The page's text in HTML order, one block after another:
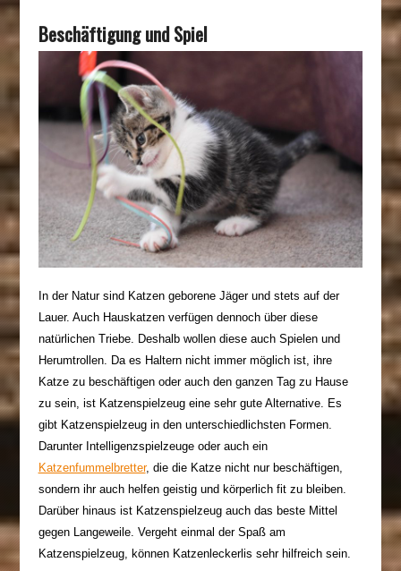
Beschäftigung und Spiel
In der Natur sind Katzen geborene Jäger und stets auf der
Lauer. Auch Hauskatzen verfügen dennoch über diese
natürlichen Triebe. Deshalb wollen diese auch Spielen und
Herumtrollen. Da es Haltern nicht immer möglich ist, ihre
Katze zu beschäftigen oder auch den ganzen Tag zu Hause
zu sein, ist Katzenspielzeug eine sehr gute Alternative. Es
gibt Katzenspielzeug in den unterschiedlichsten Formen.
Darunter Intelligenzspielzeuge oder auch ein
Katzenfummelbretter, die die Katze nicht nur beschäftigen,
sondern ihr auch helfen geistig und körperlich fit zu bleiben.
Darüber hinaus ist Katzenspielzeug auch das beste Mittel
gegen Langeweile. Vergeht einmal der Spaß am
Katzenspielzeug, können Katzenleckerlis sehr hilfreich sein.